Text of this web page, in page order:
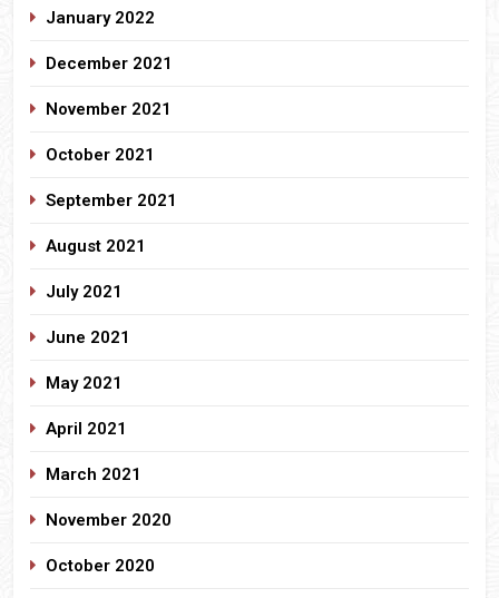
January 2022
December 2021
November 2021
October 2021
September 2021
August 2021
July 2021
June 2021
May 2021
April 2021
March 2021
November 2020
October 2020